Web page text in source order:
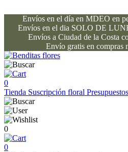
Envíos en el día en MDEO en
Envíos en el dia SOLO DE
Envíos a Ciudad de la Costa
Envío gratis en compras
0
Tienda Suscripción floral Presupuestos
0
0